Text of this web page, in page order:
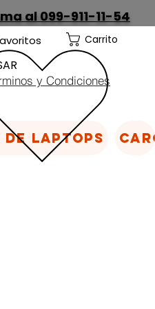
al 099-911-11-54
Carrito
y Condiciones
de laptops